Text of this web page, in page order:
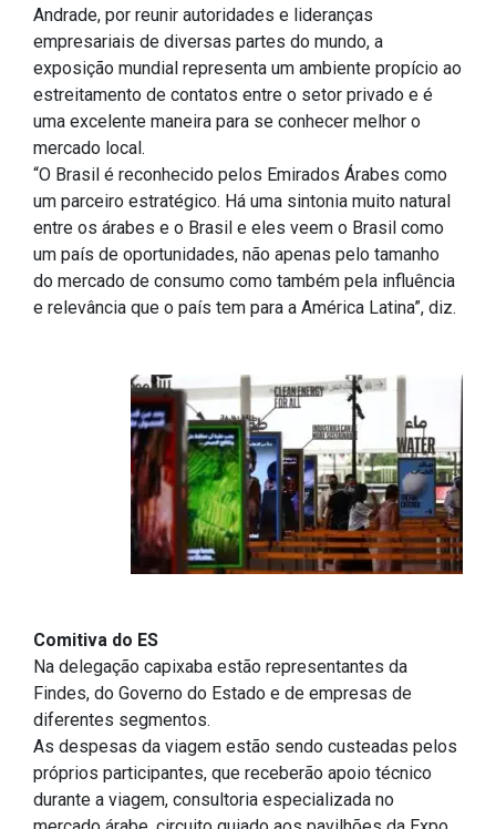
Andrade, por reunir autoridades e lideranças
empresariais de diversas partes do mundo, a
exposição mundial representa um ambiente propício ao
estreitamento de contatos entre o setor privado e é
uma excelente maneira para se conhecer melhor o
mercado local.
“O Brasil é reconhecido pelos Emirados Árabes como
um parceiro estratégico. Há uma sintonia muito natural
entre os árabes e o Brasil e eles veem o Brasil como
um país de oportunidades, não apenas pelo tamanho
do mercado de consumo como também pela influência
e relevância que o país tem para a América Latina”, diz.
Comitiva do ES
Na delegação capixaba estão representantes da
Findes, do Governo do Estado e de empresas de
diferentes segmentos.
As despesas da viagem estão sendo custeadas pelos
próprios participantes, que receberão apoio técnico
durante a viagem, consultoria especializada no